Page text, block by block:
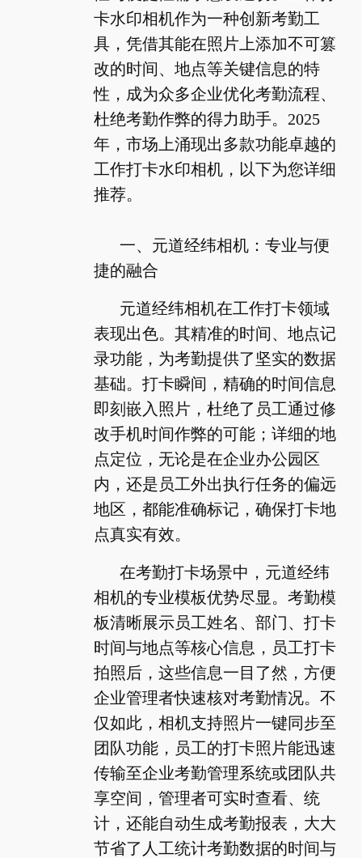
卡水印相机作为一种创新考勤工
具，凭借其能在照片上添加不可篡
改的时间、地点等关键信息的特
性，成为众多企业优化考勤流程、
杜绝考勤作弊的得力助手。2025
年，市场上涌现出多款功能卓越的
工作打卡水印相机，以下为您详细
推荐。
一、元道经纬相机：专业与便
捷的融合
元道经纬相机在工作打卡领域
表现出色。其精准的时间、地点记
录功能，为考勤提供了坚实的数据
基础。打卡瞬间，精确的时间信息
即刻嵌入照片，杜绝了员工通过修
改手机时间作弊的可能；详细的地
点定位，无论是在企业办公园区
内，还是员工外出执行任务的偏远
地区，都能准确标记，确保打卡地
点真实有效。
在考勤打卡场景中，元道经纬
相机的专业模板优势尽显。考勤模
板清晰展示员工姓名、部门、打卡
时间与地点等核心信息，员工打卡
拍照后，这些信息一目了然，方便
企业管理者快速核对考勤情况。不
仅如此，相机支持照片一键同步至
团队功能，员工的打卡照片能迅速
传输至企业考勤管理系统或团队共
享空间，管理者可实时查看、统
计，还能自动生成考勤报表，大大
节省了人工统计考勤数据的时间与